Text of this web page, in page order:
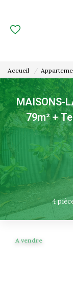
Accueil
MAISONS-
79m² +
4
A vendre